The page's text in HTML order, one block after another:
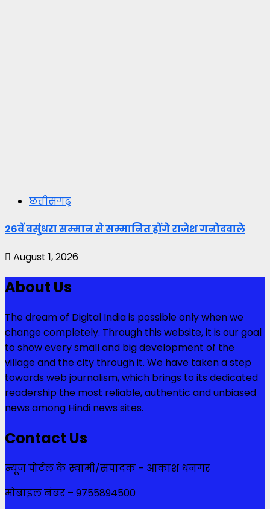
छत्तीसगढ़
26वें वसुंधरा सम्मान से सम्मानित होंगे राजेश गनोदवाले
August 1, 2026
About Us
The dream of Digital India is possible only when we
change completely. Through this website, it is our goal
to show every small and big development of the
village and the city through it. We have taken a step
towards web journalism, which brings to its dedicated
readership the most reliable, authentic and unbiased
news among Hindi news sites.
Contact Us
न्यूज पोर्टल के स्वामी/संपादक – आकाश धनगर
मोबाइल नंबर – 9755894500